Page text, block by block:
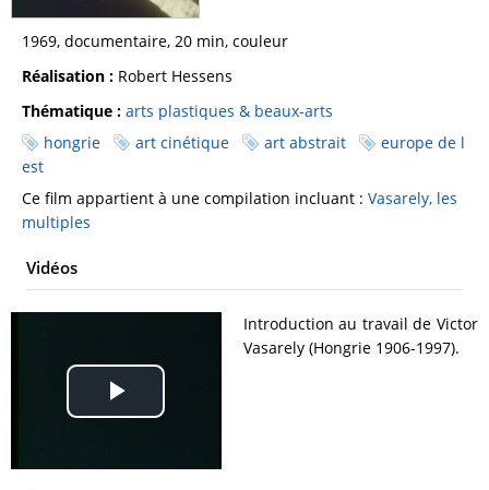
1969, documentaire, 20 min, couleur
Réalisation : Robert Hessens
Thématique : arts plastiques & beaux-arts
hongrie
art cinétique art abstrait
europe de l
est
Ce film appartient à une compilation incluant : Vasarely, les
multiples
Vidéos
Play
Video
Introduction au travail de Victor
Vasarely (Hongrie 1906-1997).